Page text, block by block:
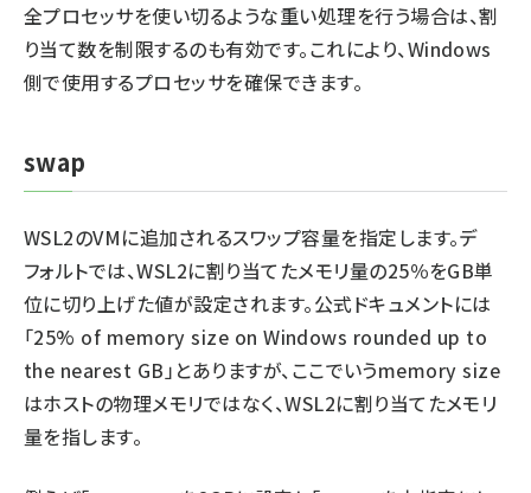
全プロセッサを使い切るような重い処理を行う場合は、割
り当て数を制限するのも有効です。これにより、Windows
側で使用するプロセッサを確保できます。
swap
WSL2のVMに追加されるスワップ容量を指定します。デ
フォルトでは、WSL2に割り当てたメモリ量の25％をGB単
位に切り上げた値が設定されます。公式ドキュメントには
「25% of memory size on Windows rounded up to
the nearest GB」とありますが、ここでいうmemory size
はホストの物理メモリではなく、WSL2に割り当てたメモリ
量を指します。